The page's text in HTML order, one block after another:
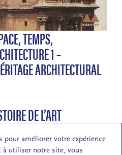
améliorer votre expérience
à utiliser notre site, vous
TEMPS,
1 –
ARCHITECTURAL
DE L’ART